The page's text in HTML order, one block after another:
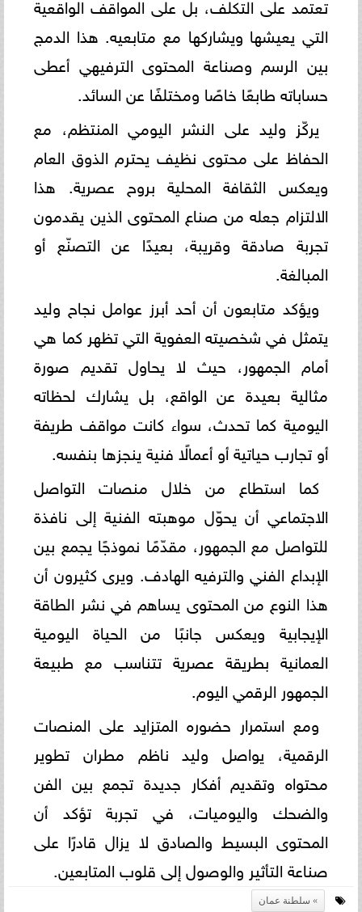
التي يعيشها ويشاركها مع متابعيه. هذا الدمج
بين الرسم وصناعة المحتوى الترفيهي أعطى
حساباته طابعًا خاصًا ومختلفًا عن السائد.
يركّز وليد على النشر اليومي المنتظم، مع
الحفاظ على محتوى نظيف يحترم الذوق العام
ويعكس الثقافة المحلية بروح عصرية. هذا
الالتزام جعله من صناع المحتوى الذين يقدمون
تجربة صادقة وقريبة، بعيدًا عن التصنّع أو
المبالغة.
ويؤكد متابعون أن أحد أبرز عوامل نجاح وليد
يتمثل في شخصيته العفوية التي تظهر كما هي
أمام الجمهور، حيث لا يحاول تقديم صورة
مثالية بعيدة عن الواقع، بل يشارك لحظاته
اليومية كما تحدث، سواء كانت مواقف طريفة
أو تجارب حياتية أو أعمالًا فنية ينجزها بنفسه.
كما استطاع من خلال منصات التواصل
الاجتماعي أن يحوّل موهبته الفنية إلى نافذة
للتواصل مع الجمهور، مقدّمًا نموذجًا يجمع بين
الإبداع الفني والترفيه الهادف. ويرى كثيرون أن
هذا النوع من المحتوى يساهم في نشر الطاقة
الإيجابية ويعكس جانبًا من الحياة اليومية
العمانية بطريقة عصرية تتناسب مع طبيعة
الجمهور الرقمي اليوم.
ومع استمرار حضوره المتزايد على المنصات
الرقمية، يواصل وليد ناظم مطران تطوير
محتواه وتقديم أفكار جديدة تجمع بين الفن
والضحك واليوميات، في تجربة تؤكد أن
المحتوى البسيط والصادق لا يزال قادرًا على
صناعة التأثير والوصول إلى قلوب المتابعين.
سلطنة عمان